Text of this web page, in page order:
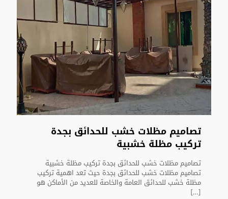
تصاميم مظلات خشب للحدائق بجدة
تركيب مظلة خشبية
تصاميم مظلات خشب للحدائق بجدة تركيب مظلة خشبية
تصاميم مظلات خشب للحدائق بجدة حيث تعد اهمية تركيب
مظلة خشب للحدائق العامة والخاصة للعديد من الأماكن هو
[…]